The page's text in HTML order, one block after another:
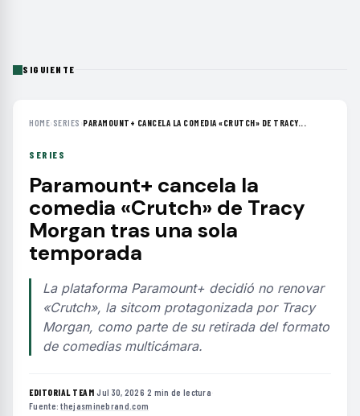
SIGUIENTE
HOME› SERIES ›PARAMOUNT+ CANCELA LA COMEDIA «CRUTCH» DE TRACY...
SERIES
Paramount+ cancela la
comedia «Crutch» de Tracy
Morgan tras una sola
temporada
La plataforma Paramount+ decidió no renovar
«Crutch», la sitcom protagonizada por Tracy
Morgan, como parte de su retirada del formato
de comedias multicámara.
EDITORIAL TEAM·Jul 30, 2026·2 min de lectura·
Fuente:thejasminebrand.com